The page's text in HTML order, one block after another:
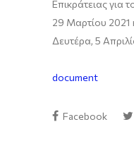
Επικράτειας για
29 Μαρτίου 2021
Δευτέρα, 5
document
Facebook